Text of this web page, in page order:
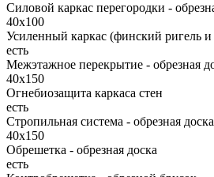
Силовой каркас перегородки -
40x100
Усиленный каркас (финский ригель
есть
Межэтажное перекрытие - обрезная
40х150
Огнебиозащита каркаса стен
есть
Стропильная система - обрезная доска
40х150
Обрешетка - обрезная доска
есть